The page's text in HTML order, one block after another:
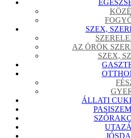
SZEX,
AZ ÖRÖK
SZEX,
ÁLLATI
JÓSDA